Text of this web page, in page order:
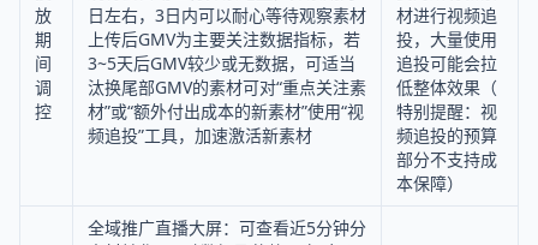
放
期
间
调
控
日左右，3日内可以耐心等待观察素材
上传后GMV为主要关注数据指标，若
3~5天后GMV较少或无数据，可适当
汰换尾部GMV的素材可对“重点关注素
材”或“额外付出成本的新素材”使用“视
频追投”工具，加速激活新素材
材进行视频追
投，大量使用
追投可能会拉
低整体效果（
特别提醒：视
频追投的预算
部分不支持成
本保障）
全域推广直播大屏：可查看近5分钟分